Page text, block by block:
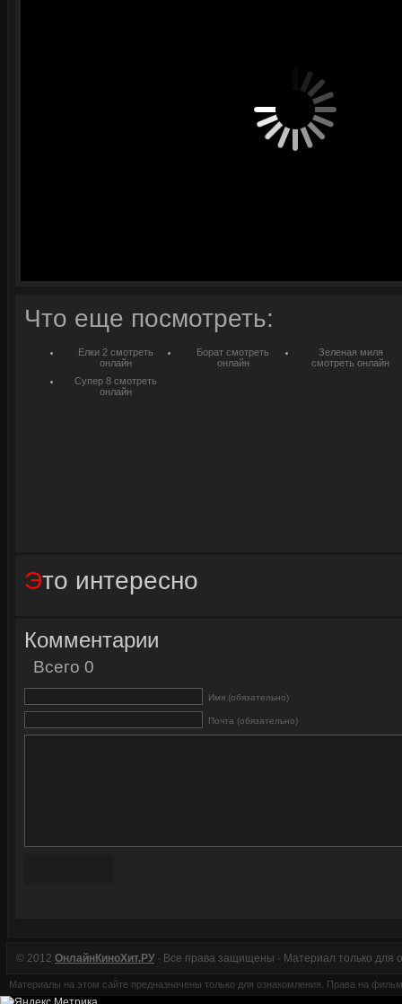
Что еще посмотреть:
Елки 2 смотреть
онлайн
Борат смотреть
онлайн
Зеленая миля
смотреть онлайн
Супер 8 смотреть
онлайн
Это интересно
Комментарии
Всего 0
Имя (обязательно)
Почта (обязательно)
© 2012 ОнлайнКиноХит.РУ· Все права защищены · Материал только для
Материалы на этом сайте предназначены только для ознакомления. Права на